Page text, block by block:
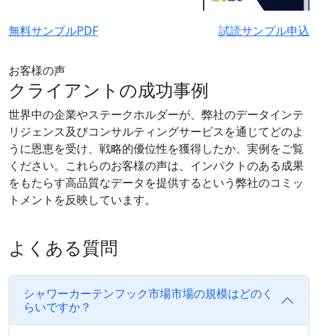
無料サンプルPDF 試読サンプル申込
お客様の声
クライアントの成功事例
世界中の企業やステークホルダーが、弊社のデータインテ
リジェンス及びコンサルティングサービスを通じてどのよ
うに恩恵を受け、戦略的優位性を獲得したか、実例をご覧
ください。これらのお客様の声は、インパクトのある成果
をもたらす高品質なデータを提供するという弊社のコミッ
トメントを反映しています。
よくある質問
シャワーカーテンフック市場市場の規模はどのく
らいですか？